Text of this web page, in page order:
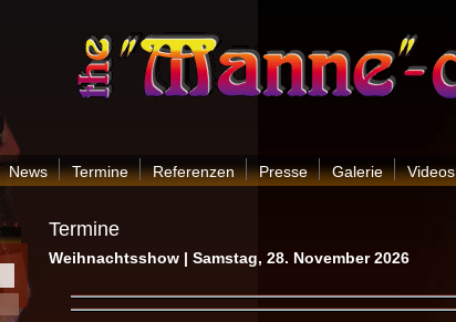
News Termine Referenzen Presse Galerie Videos
Termine
Weihnachtsshow | Samstag, 28. November 2026